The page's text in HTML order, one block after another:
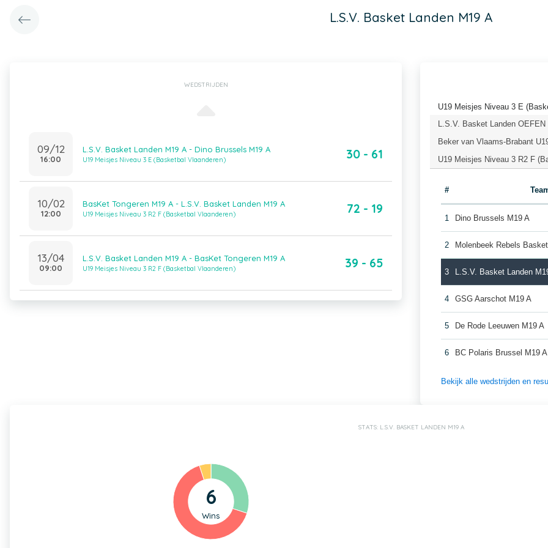
L.S.V. Basket Landen M19 A
WEDSTRIJDEN
09/12
16:00
L.S.V. Basket Landen M19 A - Dino Brussels M19 A
U19 Meisjes Niveau 3 E (Basketbal Vlaanderen) 30 - 61
10/02
12:00
BasKet Tongeren M19 A - L.S.V. Basket Landen M19 A
U19 Meisjes Niveau 3 R2 F (Basketbal Vlaanderen) 72 - 19
13/04
09:00
L.S.V. Basket Landen M19 A - BasKet Tongeren M19 A
U19 Meisjes Niveau 3 R2 F (Basketbal Vlaanderen) 39 - 65
U19 Meisjes Niveau 3 E
L.S.V. Basket Landen
Beker van Vlaams-Brabant
U19 Meisjes Niveau 3 R2 F
#
1 Dino Brussels M19 A
2 Molenbeek Rebels
3 L.S.V. Basket Landen
4 GSG Aarschot M19 A
5 De Rode Leeuwen M19 A
6 BC Polaris Brussel M19 A
Bekijk alle wedstrijden en
STATS: L.S.V. BASKET LANDEN M19 A
6
Wins